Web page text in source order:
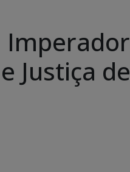
Imperador
Justiça de